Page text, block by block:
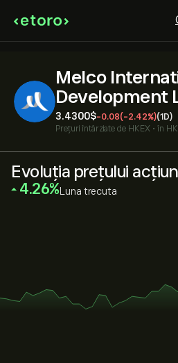
Melco
Development
3.4300‎$‎-0.08(-2.42%)(1D)
Prețuri întârziate de HKEX • în
Evoluția prețului
‎4.26‎ Luna trecuta